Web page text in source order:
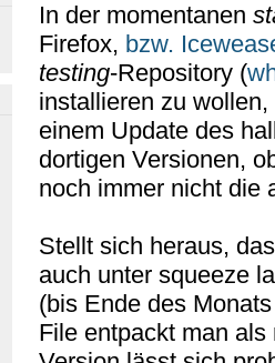
In der momentanen
Firefox, bzw.
testing-Repository (
installieren zu
einem Update des
dortigen Versionen,
noch immer nicht die
Stellt sich heraus,
auch unter squeeze
(bis Ende des
File entpackt man